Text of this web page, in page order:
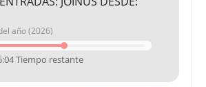
año (2026)
Tiempo restante